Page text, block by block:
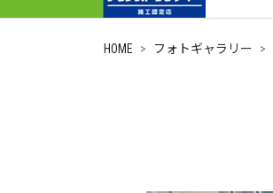
HOME フォトギャラリー